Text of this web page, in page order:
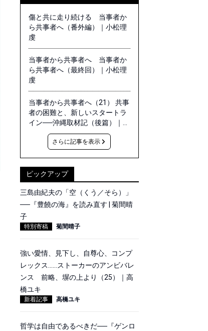
傷と共に走り続ける 当事者か
ら共事者へ（番外編）｜小松理
虔
当事者から共事者へ 当事者か
ら共事者へ（最終回）｜小松理
虔
当事者から共事者へ（21） 共事
者の困難と、新しいスタートラ
イン──沖縄取材記（後篇）｜小
松理虔
さらに記事を表示
ピックアップ
三島由紀夫の「空（くう／そら）」
──『豊饒の海』を読み直す | 菊間晴
子
特別寄稿 菊間晴子
強い愛情、見下し、自尊心、コンプ
レックス……ストーカーのアンビバレ
ンス 前略、塀の上より（25）｜高
橋ユキ
新着記事 高橋ユキ
哲学は自由であるべきだ──『ゲンロ